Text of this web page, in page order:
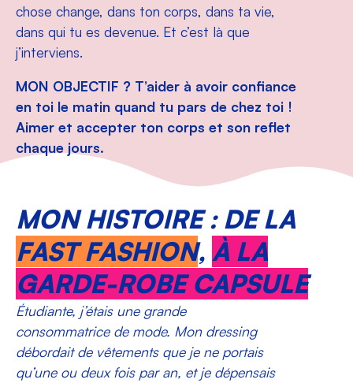
chose change, dans ton corps, dans ta vie,
dans qui tu es devenue. Et c’est là que
j’interviens.
MON OBJECTIF ? T’aider à avoir confiance
en toi le matin quand tu pars de chez toi !
Aimer et accepter ton corps et son reflet
chaque jours.
MON HISTOIRE : DE LA
FAST FASHION, À LA
GARDE-ROBE CAPSULE
Étudiante, j’étais une grande
consommatrice de mode. Mon dressing
débordait de vêtements que je ne portais
qu’une ou deux fois par an, et je dépensais